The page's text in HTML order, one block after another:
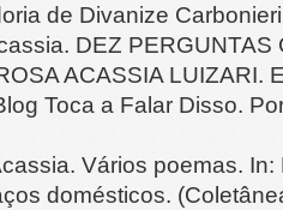
de Divanize
DEZ PERGUNTAS
ACASSIA LUIZARI.
Toca a Falar Disso.
Vários poemas.
domésticos.